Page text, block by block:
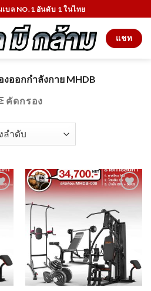
บล NO.1 อันดับ 1 ในไทย
แชท
งออกกำลังกาย MHDB
คัดกรอง
Add to
Wishlist